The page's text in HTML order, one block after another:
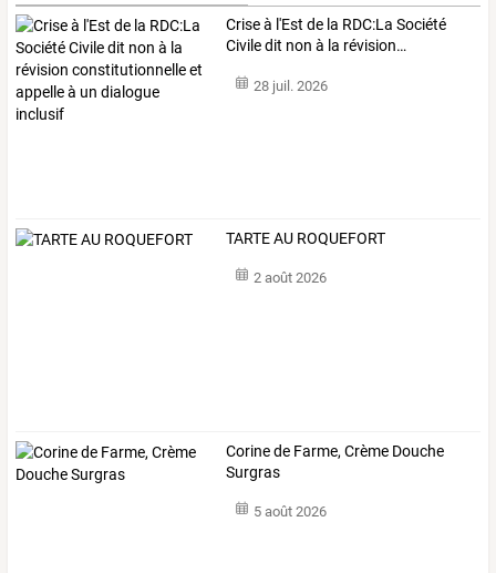
Criseà l'Est de la RDC:La Société
Civiledit non à la révision…
28 juil. 2026
TARTE AU ROQUEFORT
2 août 2026
Corine de Farme, Crème Douche
Surgras
5 août 2026